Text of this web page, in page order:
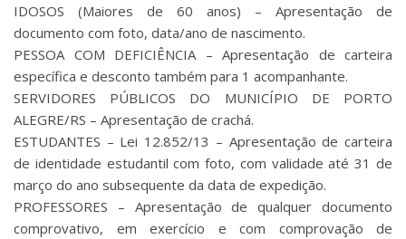
IDOSOS (Maiores de 60 anos) – Apresentação de
documento com foto, data/ano de nascimento.
PESSOA COM DEFICIÊNCIA – Apresentação de carteira
específica e desconto também para 1 acompanhante.
SERVIDORES PÚBLICOS DO MUNICÍPIO DE PORTO
ALEGRE/RS – Apresentação de crachá.
ESTUDANTES – Lei 12.852/13 – Apresentação de carteira
de identidade estudantil com foto, com validade até 31 de
março do ano subsequente da data de expedição.
PROFESSORES – Apresentação de qualquer documento
comprovativo, em exercício e com comprovação de